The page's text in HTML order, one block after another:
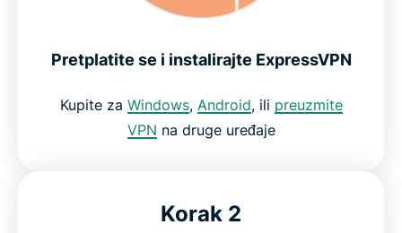
Šta kažu naši najzadovoljniji korisnici
Pretplatite se i instalirajte ExpressVPN
Kupite za Windows, Android, ili preuzmite
VPN na druge uređaje
Korak 2